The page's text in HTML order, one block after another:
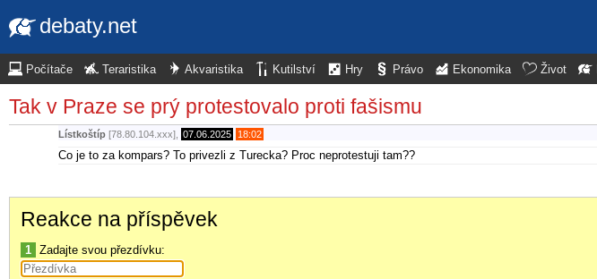
debaty.net
Počítače Teraristika Akvaristika Kutilství Hry Právo Ekonomika Život
Tak v Praze se prý protestovalo proti fašismu
Lístkoštíp [78.80.104.xxx], 07.06.2025 18:02
Co je to za kompars? To privezli z Turecka? Proc neprotestuji tam??
Reakce na příspěvek
1 Zadajte svou přezdívku: